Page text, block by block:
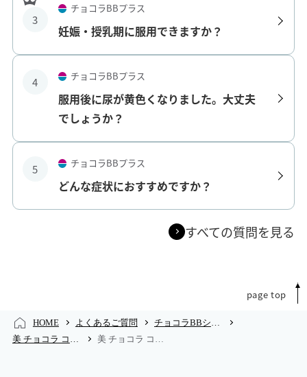
3
チョコラBBプラス
妊娠・授乳期に服用できますか？
4 チョコラBBプラス
服用後に尿が黄色くなりました。大丈夫
でしょうか？
5 チョコラBBプラス
どんな症状におすすめですか？
すべての質問を見る
page top
HOME よくあるご質問